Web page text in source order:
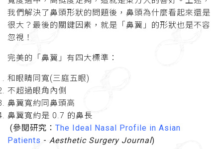
我們解決了鼻頭形狀的問題後，鼻頭為什麼看起來還是
很大？最後的關鍵因素，就是「鼻翼」的形狀也是不容
忽視！
完美的「鼻翼」有四大標準：
和眼睛同寬(三庭五眼)
不超過眼角內側
鼻翼寬約同鼻頭高
鼻翼寬約是 0.7 的鼻長
(參閱研究： The Ideal Nasal Profile in Asian
Patients - Aesthetic Surgery Journal)